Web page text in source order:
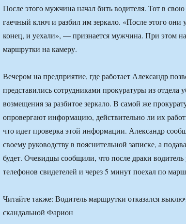
После этого мужчина начал бить водителя. Тот в
гаечный ключ и разбил им зеркало. «После этого они
конец, и уехали», — признается мужчина. При этом
маршрутки на камеру.
Вечером на предприятие, где работает Александр
представились сотрудниками прокуратуры из отдела
возмещения за разбитое зеркало. В самой же
опровергают информацию, действительно ли их
что идет проверка этой информации. Александр
своему руководству в пояснительной записке, а
будет. Очевидцы сообщили, что после драки
телефонов свидетелей и через 5 минут поехал по
Читайте также: Водитель маршрутки отказался
скандальной Фарион